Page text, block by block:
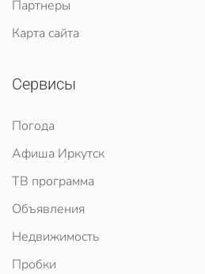
Партнеры
Карта сайта
Сервисы
Погода
Афиша Иркутск
ТВ программа
Объявления
Недвижимость
Пробки